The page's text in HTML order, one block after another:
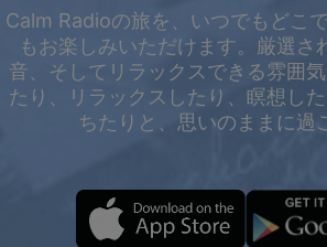
Calm Radioの旅を、いつでもどこ
もお楽しみいただけます。厳選さ
音、そしてリラックスできる雰囲
たり、リラックスしたり、瞑想し
ちたりと、思いのままに過